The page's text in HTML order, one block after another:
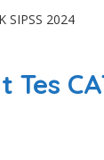
SIPSS 2024